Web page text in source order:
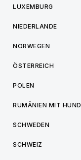
LUXEMBURG
NIEDERLANDE
NORWEGEN
ÖSTERREICH
POLEN
RUMÄNIEN MIT HUND
SCHWEDEN
SCHWEIZ